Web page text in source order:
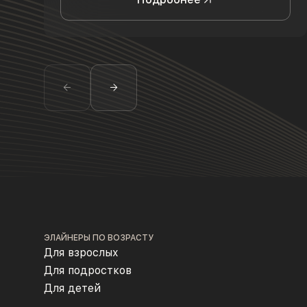
ЭЛАЙНЕРЫ ПО ВОЗРАСТУ
Для взрослых
Для подростков
Для детей